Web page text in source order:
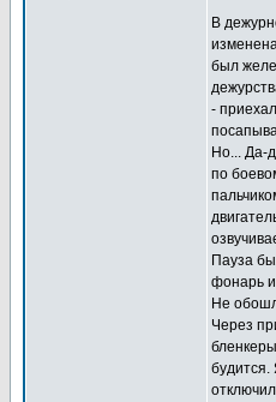
В
был
-
Но... Да-
по
Пауза
фонарь и
Не
Через
будится.